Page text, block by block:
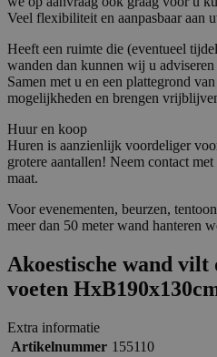
Veel flexibiliteit en aanpasbaar aan
Heeft een ruimte die (eventueel
wanden dan kunnen wij u adviseren
Samen met u en een plattegrond
mogelijkheden en brengen
Huur en koop
Huren is aanzienlijk voordeliger
grotere aantallen! Neem contact
maat.
Voor evenementen, beurzen,
meer dan 50 meter wand hanteren
Akoestische wand
voeten
Extra informatie
Artikelnummer 155110